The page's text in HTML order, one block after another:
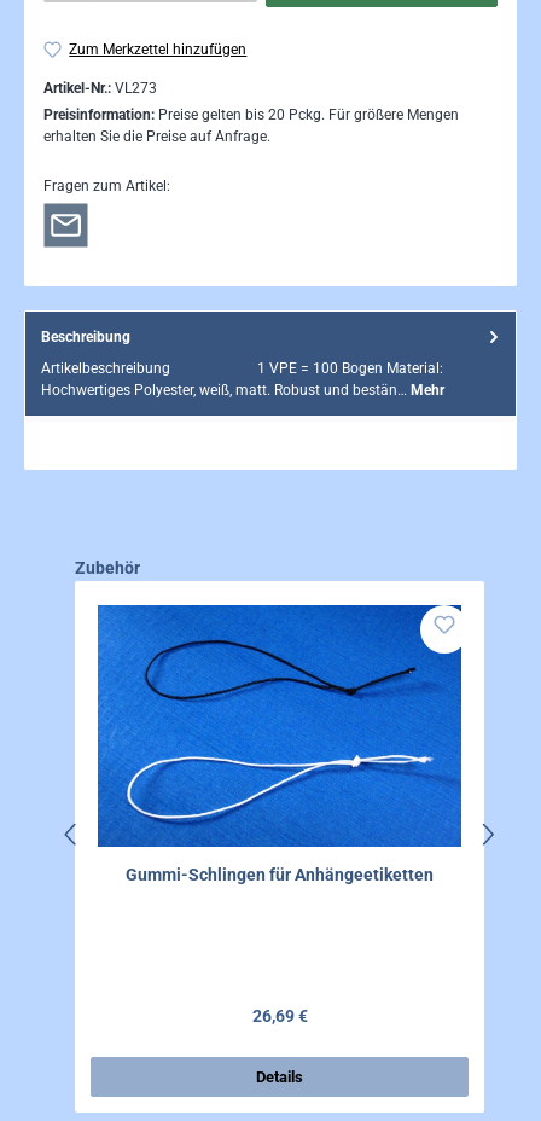
Zum Merkzettel hinzufügen
Artikel-Nr.: VL273
Preisinformation: Preise gelten bis 20 Pckg. Für größere Mengen
erhalten Sie die Preise auf Anfrage.
Fragen zum Artikel:
Beschreibung
Artikelbeschreibung 1 VPE = 100 Bogen Material:
Hochwertiges Polyester, weiß, matt. Robust und bestän… Mehr
Produktgalerie überspringen
Zubehör
Gummi-Schlingen für Anhängeetiketten
Regulärer Preis:
26,69 €
Details